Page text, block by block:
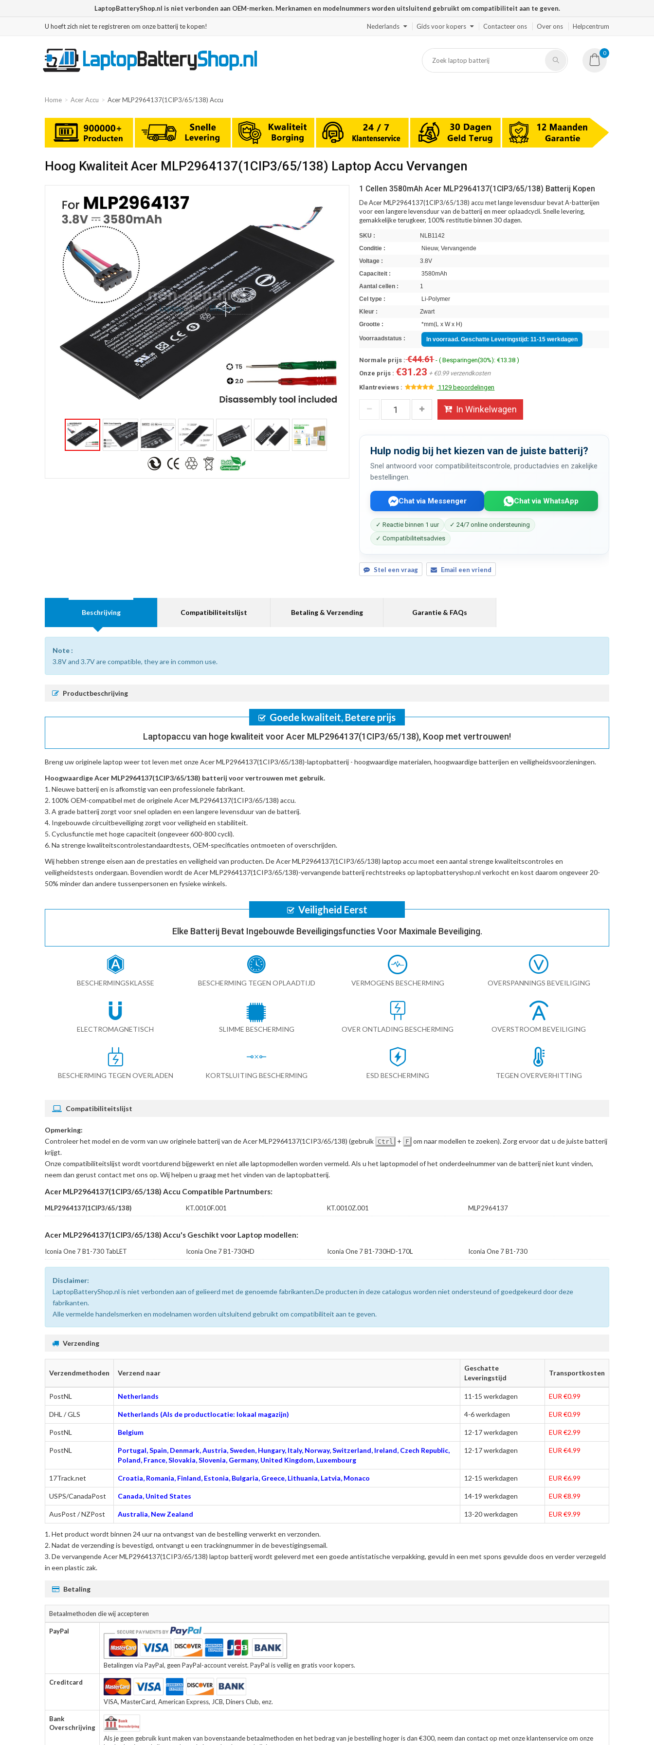
LaptopBatteryShop.nl is niet verbonden aan OEM-merken. Merknamen en modelnummers worden uitsluitend gebruikt om compatibiliteit aan te geven.
U hoeft zich niet te registreren om onze batterij te kopen! Nederlands Gids voor kopers Contacteer ons Over ons Helpcentrum
0
Home Acer Accu Acer MLP2964137(1CIP3/65/138) Accu
Hoog Kwaliteit Acer MLP2964137(1CIP3/65/138) Laptop Accu Vervangen
1 Cellen 3580mAh Acer MLP2964137(1CIP3/65/138) Batterij Kopen
De Acer MLP2964137(1CIP3/65/138) accu met lange levensduur bevat A-batterijen
voor een langere levensduur van de batterij en meer oplaadcycli. Snelle levering,
gemakkelijke terugkeer, 100% restitutie binnen 30 dagen.
SKU :
NLB1142
Conditie :
Nieuw, Vervangende
Voltage :
3.8V
Capaciteit :
3580mAh
Aantal cellen :
1
Cel type :
Li-Polymer
Kleur :
Zwart
Grootte :
*mm(L x W x H)
Voorraadstatus : In voorraad. Geschatte Leveringstijd: 11-15 werkdagen
Normale prijs :€44.61- ( Besparingen(30%): €13.38 )
Onze prijs : €31.23 + €0.99 verzendkosten
Klantreviews :
1129 beoordelingen
In Winkelwagen
Hulp nodig bij het kiezen van de juiste batterij?
Snel antwoord voor compatibiliteitscontrole, productadvies en zakelijke
bestellingen.
Chat via Messenger Chat via WhatsApp
✓ Reactie binnen 1 uur
✓ 24/7 online ondersteuning
✓ Compatibiliteitsadvies
Stel een vraag Email een vriend
Beschrijving Compatibiliteitslijst Betaling & Verzending Garantie & FAQs
Note :
3.8V and 3.7V are compatible, they are in common use.
Productbeschrijving
Goede kwaliteit, Betere prijs
Laptopaccu van hoge kwaliteit voor Acer MLP2964137(1CIP3/65/138), Koop met vertrouwen!
Breng uw originele laptop weer tot leven met onzeAcer MLP2964137(1CIP3/65/138)-laptopbatterij - hoogwaardige materialen, hoogwaardige batterijen en veiligheidsvoorzieningen.
Hoogwaardige Acer MLP2964137(1CIP3/65/138) batterij voor vertrouwen met gebruik.
Nieuwe batterij en is afkomstig van een professionele fabrikant.
100% OEM-compatibel met deoriginele Acer MLP2964137(1CIP3/65/138) accu.
A grade batterij zorgt voor snel opladen en een langere levensduur van de batterij.
Ingebouwde circuitbeveiliging zorgt voor veiligheid en stabiliteit.
Cyclusfunctie met hoge capaciteit (ongeveer 600-800 cycli).
Na strenge kwaliteitscontrolestandaardtests, OEM-specificaties ontmoeten of overschrijden.
Wij hebben strenge eisen aan de prestaties en veiligheid van producten. DeAcer MLP2964137(1CIP3/65/138) laptop accu moet een aantal strenge kwaliteitscontroles en
veiligheidstests ondergaan. Bovendien wordt deAcer MLP2964137(1CIP3/65/138)-vervangende batterijrechtstreeks op laptopbatteryshop.nl verkocht en kost daarom ongeveer 20-
50% minder dan andere tussenpersonen en fysieke winkels.
Veiligheid Eerst
Elke Batterij Bevat Ingebouwde Beveiligingsfuncties Voor Maximale Beveiliging.
BESCHERMINGSKLASSE BESCHERMING TEGEN OPLAADTIJD VERMOGENS BESCHERMING OVERSPANNINGS BEVEILIGING
ELECTROMAGNETISCH SLIMME BESCHERMING OVER ONTLADING BESCHERMING OVERSTROOM BEVEILIGING
BESCHERMING TEGEN OVERLADEN KORTSLUITING BESCHERMING ESD BESCHERMING TEGEN OVERVERHITTING
Compatibiliteitslijst
Opmerking:
Controleer het model en de vorm van uw originele batterij van de Acer MLP2964137(1CIP3/65/138) (gebruik Ctrl + F om naar modellen te zoeken). Zorg ervoor dat u de juiste batterij
krijgt.
Onze compatibiliteitslijst wordt voortdurend bijgewerkt en niet alle laptopmodellen worden vermeld. Als u het laptopmodel of het onderdeelnummer van de batterij niet kunt vinden,
neem dan gerust contact met ons op. Wij helpen u graag met het vinden van de laptopbatterij.
Acer MLP2964137(1CIP3/65/138) Accu Compatible Partnumbers:
MLP2964137(1CIP3/65/138) KT.0010F.001 KT.0010Z.001 MLP2964137
Acer MLP2964137(1CIP3/65/138) Accu's Geschikt voor Laptop modellen:
Iconia One 7 B1-730 TabLET Iconia One 7 B1-730HD Iconia One 7 B1-730HD-170L Iconia One 7 B1-730
Disclaimer:
LaptopBatteryShop.nl is niet verbonden aan of gelieerd met de genoemde fabrikanten.De producten in deze catalogus worden niet ondersteund of goedgekeurd door deze
fabrikanten.
Alle vermelde handelsmerken en modelnamen worden uitsluitend gebruikt om compatibiliteit aan te geven.
Verzending
Verzendmethoden Verzend naar
Geschatte
Leveringstijd
Transportkosten
PostNL Netherlands 11-15 werkdagen EUR €0.99
DHL / GLS Netherlands (Als de productlocatie: lokaal magazijn) 4-6 werkdagen EUR €0.99
PostNL Belgium 12-17 werkdagen EUR €2.99
PostNL
Portugal, Spain, Denmark, Austria, Sweden, Hungary, Italy, Norway, Switzerland, Ireland, Czech Republic,
Poland, France, Slovakia, Slovenia, Germany, United Kingdom, Luxembourg
12-17 werkdagen EUR €4.99
17Track.net Croatia, Romania, Finland, Estonia, Bulgaria, Greece, Lithuania, Latvia, Monaco 12-15 werkdagen EUR €6.99
USPS/CanadaPost Canada, United States 14-19 werkdagen EUR €8.99
AusPost / NZPost Australia, New Zealand 13-20 werkdagen EUR €9.99
Het product wordt binnen 24 uur na ontvangst van de bestelling verwerkt en verzonden.
Nadat de verzending is bevestigd, ontvangt u een trackingnummer in de bevestigingsemail.
Devervangende Acer MLP2964137(1CIP3/65/138) laptop batterijwordt geleverd met een goede antistatische verpakking, gevuld in een met spons gevulde doos en verder verzegeld
in een plastic zak.
Betaling
Betaalmethoden die wij accepteren
PayPal
Betalingen via PayPal, geen PayPal-account vereist. PayPal is veilig en gratis voor kopers.
Creditcard
VISA, MasterCard, American Express, JCB, Diners Club, enz.
Bank
Overschrijving
Als je geen gebruik kunt maken van bovenstaande betaalmethoden en het bedrag van je bestelling hoger is dan €300, neem dan contact op met onze klantenservice om onze